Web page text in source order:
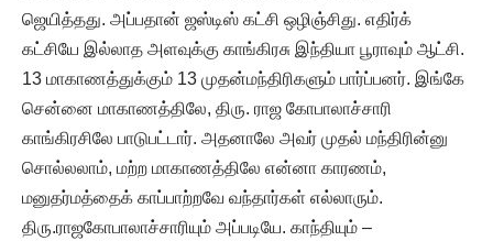
ஜெயித்தது. அப்பதான் ஜஸ்டிஸ் கட்சி ஒழிஞ்சிது. எதிர்க்
கட்சியே இல்லாத அளவுக்கு காங்கிரசு இந்தியா பூராவும் ஆட்சி.
13 மாகாணத்துக்கும் 13 முதன்மந்திரிகளும் பார்ப்பனர். இங்கே
சென்னை மாகாணத்திலே, திரு. ராஜ கோபாலாச்சாரி
காங்கிரசிலே பாடுபட்டார். அதனாலே அவர் முதல் மந்திரின்னு
சொல்லலாம், மற்ற மாகாணத்திலே என்னா காரணம்,
மனுதர்மத்தைக் காப்பாற்றவே வந்தார்கள் எல்லாரும்.
திரு.ராஜகோபாலாச்சாரியும் அப்படியே. காந்தியும் –